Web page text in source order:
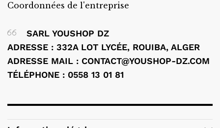
Coordonnées de l'entreprise
SARL YOUSHOP DZ
ADRESSE : 332A LOT LYCÉE, ROUIBA, ALGER
ADRESSE MAIL : CONTACT@YOUSHOP-DZ.COM
TÉLÉPHONE : 0558 13 01 81